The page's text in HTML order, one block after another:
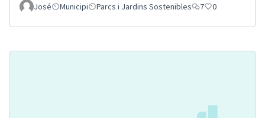
José Municipi Parcs i Jardins Sostenibles 7 0